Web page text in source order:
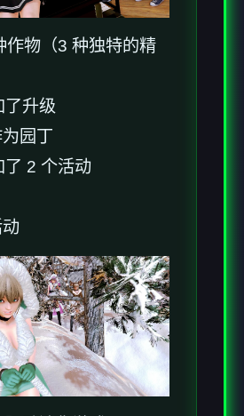
作物（3 种独特的精
了升级
园丁
了 2 个活动